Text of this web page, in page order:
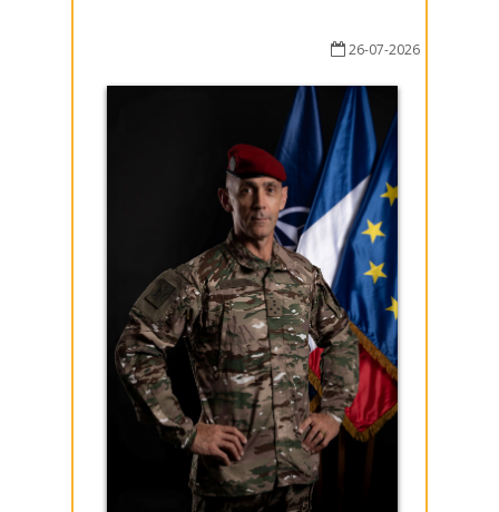
26-07-2026